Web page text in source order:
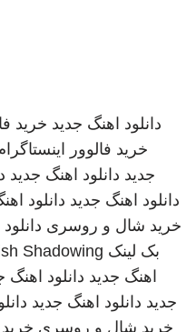
دانلود اهنگ جدید خرید
خرید فالوور
جدید دانلود اهنگ جدید
دانلود اهنگ جدید دانلود
خرید شال و روسری
بک لینک Shadowing
اهنگ جدید دانلود اهنگ
جدید دانلود اهنگ جدید
خرید شال و روسری خرید